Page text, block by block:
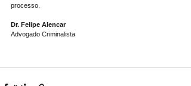
processo.
Dr. Felipe Alencar
Advogado Criminalista